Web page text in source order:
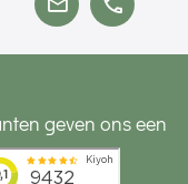
geven ons een